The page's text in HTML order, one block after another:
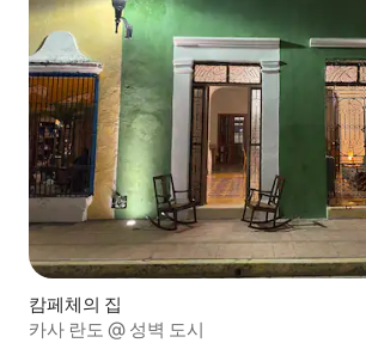
캄페체의 집
카사 란도 @ 성벽 도시